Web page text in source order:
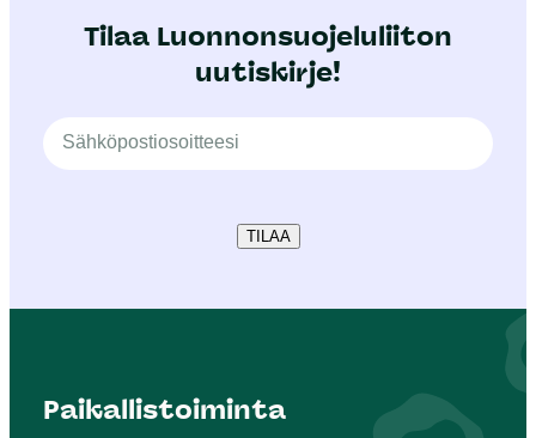
Tilaa Luonnonsuojeluliiton
uutiskirje!
TILAA
Paikallistoiminta